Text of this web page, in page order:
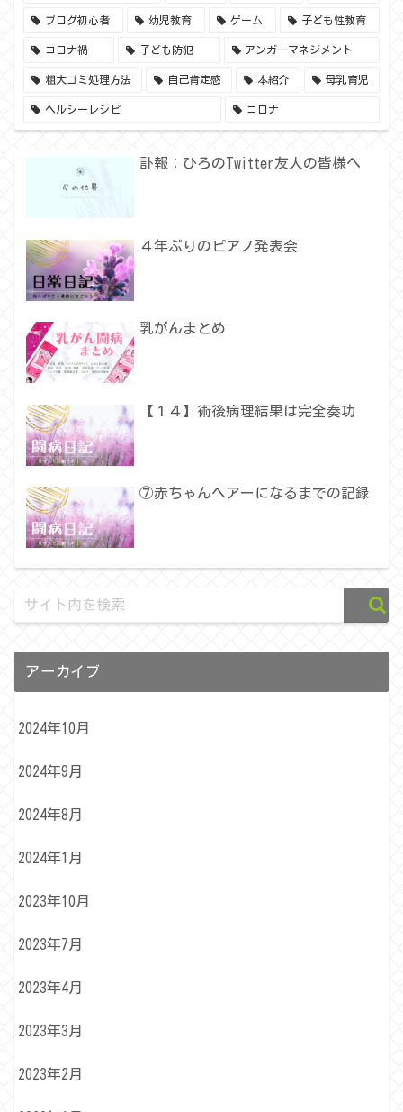
ブログ初心者 幼児教育 ゲーム 子ども性教育
コロナ禍 子ども防犯 アンガーマネジメント
粗大ゴミ処理方法 自己肯定感 本紹介 母乳育児
ヘルシーレシピ コロナ
訃報：ひろのTwitter友人の皆様へ
４年ぶりのピアノ発表会
乳がんまとめ
【１４】術後病理結果は完全奏功
⑦赤ちゃんヘアーになるまでの記録
アーカイブ
2024年10月
2024年9月
2024年8月
2024年1月
2023年10月
2023年7月
2023年4月
2023年3月
2023年2月